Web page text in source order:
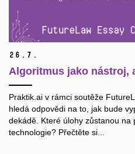
26. 7.
Algoritmus jako nástroj,
Praktik.ai v rámci soutěže
hledá odpovědi na to, jak bude
dekádě. Které úlohy zůstanou
technologie? Přečtěte si...